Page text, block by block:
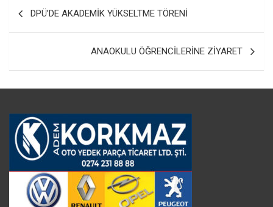
DPÜ’DE AKADEMİK YÜKSELTME TÖRENİ
ANAOKULU ÖĞRENCİLERİNE ZİYARET